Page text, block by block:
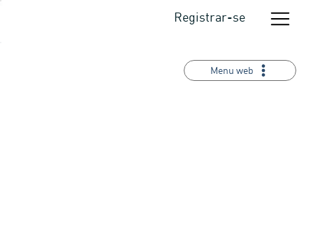
Menu web
Registrar-se